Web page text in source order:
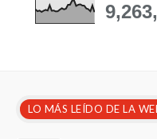
LO MÁS LEÍDO DE LA